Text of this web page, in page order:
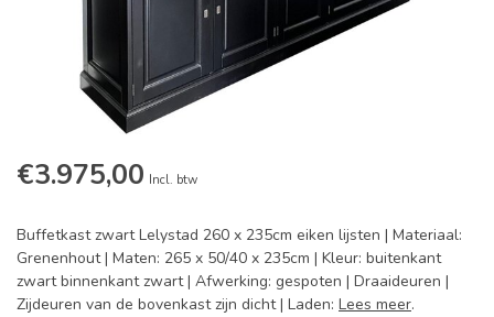
€3.975,00 Incl. btw
Buffetkast zwart Lelystad 260 x 235cm eiken lijsten | Materiaal:
Grenenhout | Maten: 265 x 50/40 x 235cm | Kleur: buitenkant
zwart binnenkant zwart | Afwerking: gespoten | Draaideuren |
Zijdeuren van de bovenkast zijn dicht | Laden: Lees meer.